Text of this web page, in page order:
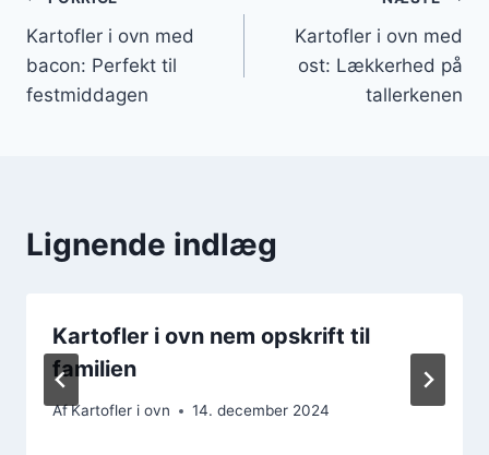
Kartofler i ovn med
bacon: Perfekt til
festmiddagen
Kartofler i ovn med
ost: Lækkerhed på
tallerkenen
Lignende indlæg
Kartofler i ovn nem opskrift til
familien
AfKartofler i ovn 14. december 2024